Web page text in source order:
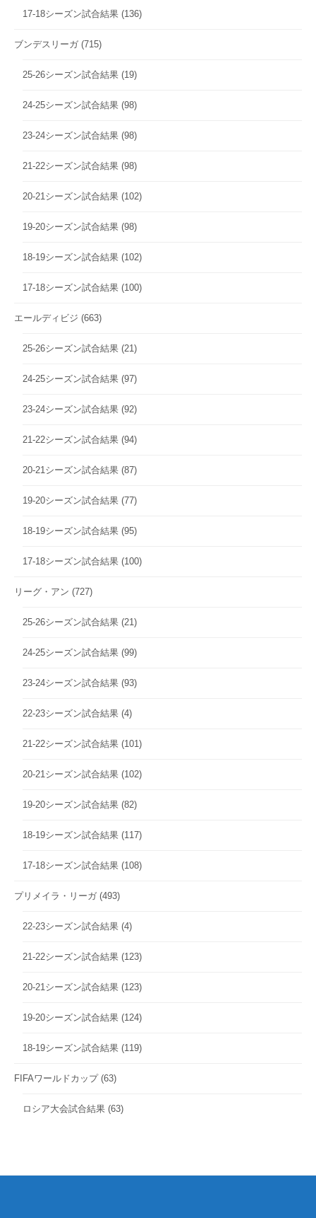
17-18シーズン試合結果 (136)
ブンデスリーガ (715)
25-26シーズン試合結果 (19)
24-25シーズン試合結果 (98)
23-24シーズン試合結果 (98)
21-22シーズン試合結果 (98)
20-21シーズン試合結果 (102)
19-20シーズン試合結果 (98)
18-19シーズン試合結果 (102)
17-18シーズン試合結果 (100)
エールディビジ (663)
25-26シーズン試合結果 (21)
24-25シーズン試合結果 (97)
23-24シーズン試合結果 (92)
21-22シーズン試合結果 (94)
20-21シーズン試合結果 (87)
19-20シーズン試合結果 (77)
18-19シーズン試合結果 (95)
17-18シーズン試合結果 (100)
リーグ・アン (727)
25-26シーズン試合結果 (21)
24-25シーズン試合結果 (99)
23-24シーズン試合結果 (93)
22-23シーズン試合結果 (4)
21-22シーズン試合結果 (101)
20-21シーズン試合結果 (102)
19-20シーズン試合結果 (82)
18-19シーズン試合結果 (117)
17-18シーズン試合結果 (108)
プリメイラ・リーガ (493)
22-23シーズン試合結果 (4)
21-22シーズン試合結果 (123)
20-21シーズン試合結果 (123)
19-20シーズン試合結果 (124)
18-19シーズン試合結果 (119)
FIFAワールドカップ(63)
ロシア大会試合結果 (63)